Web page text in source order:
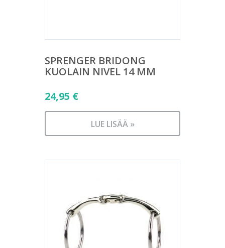
SPRENGER BRIDONG
KUOLAIN NIVEL 14 MM
24,95 €
LUE LISÄÄ »